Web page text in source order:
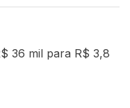
36 mil para R$ 3,8